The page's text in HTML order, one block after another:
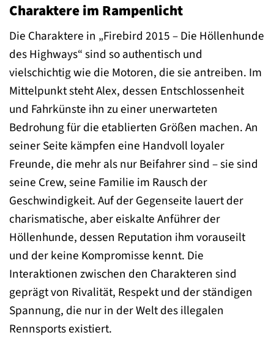
Charaktere im Rampenlicht
Die Charaktere in „Firebird 2015 – Die Höllenhunde
des Highways“ sind so authentisch und
vielschichtig wie die Motoren, die sie antreiben. Im
Mittelpunkt steht Alex, dessen Entschlossenheit
und Fahrkünste ihn zu einer unerwarteten
Bedrohung für die etablierten Größen machen. An
seiner Seite kämpfen eine Handvoll loyaler
Freunde, die mehr als nur Beifahrer sind – sie sind
seine Crew, seine Familie im Rausch der
Geschwindigkeit. Auf der Gegenseite lauert der
charismatische, aber eiskalte Anführer der
Höllenhunde, dessen Reputation ihm vorauseilt
und der keine Kompromisse kennt. Die
Interaktionen zwischen den Charakteren sind
geprägt von Rivalität, Respekt und der ständigen
Spannung, die nur in der Welt des illegalen
Rennsports existiert.